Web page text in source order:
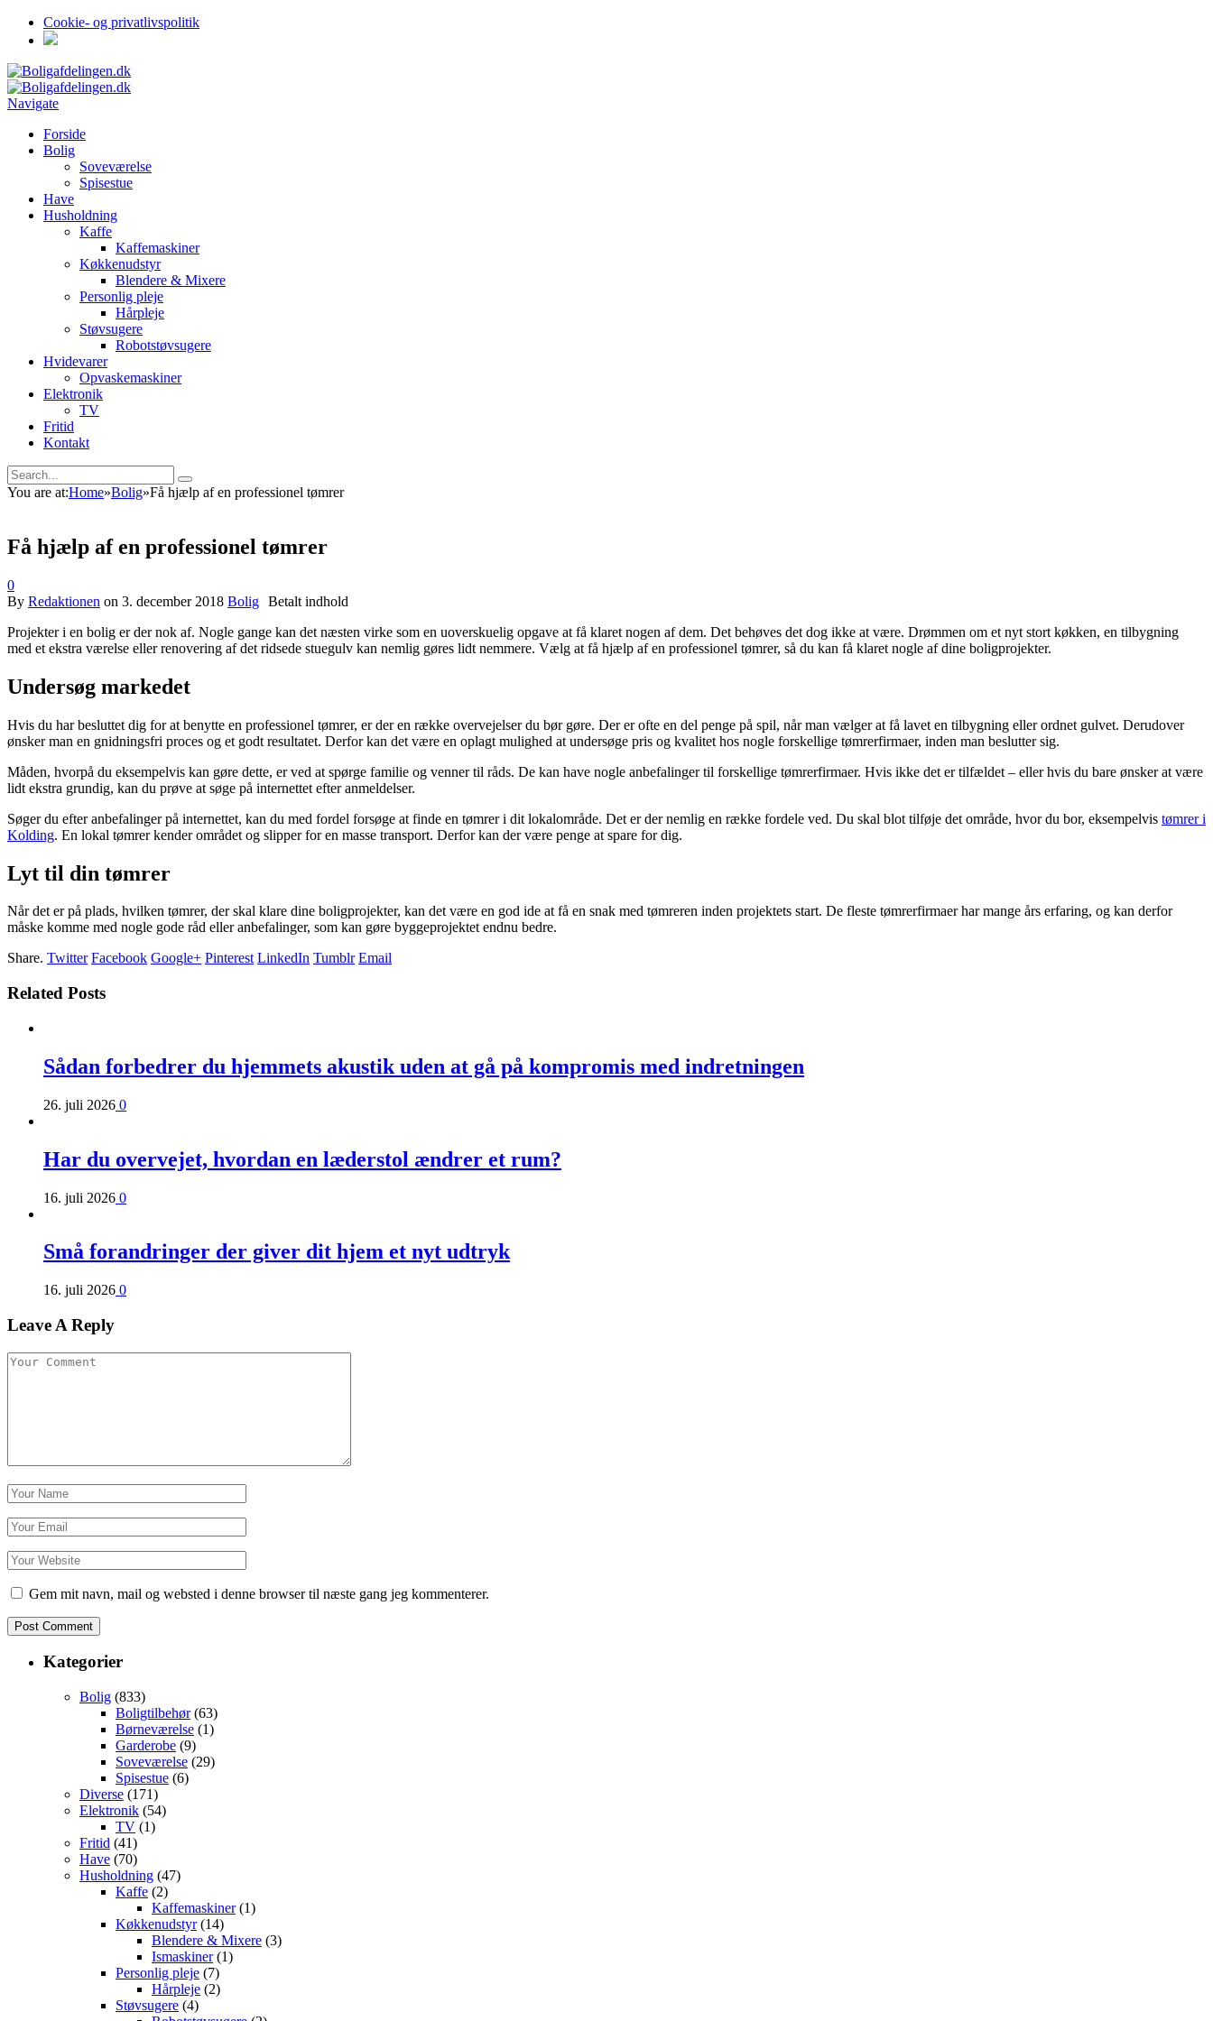
Cookie- og privatlivspolitik
Navigate
Forside
Bolig
Soveværelse
Spisestue
Have
Husholdning
Kaffe
Kaffemaskiner
Køkkenudstyr
Blendere & Mixere
Personlig pleje
Hårpleje
Støvsugere
Robotstøvsugere
Hvidevarer
Opvaskemaskiner
Elektronik
TV
Fritid
Kontakt
You are at:Home»Bolig»Få hjælp af en professionel tømrer
Få hjælp af en professionel tømrer
0
By Redaktionen on 3. december 2018 Bolig
Projekter i en bolig er der nok af. Nogle gange kan det næsten virke som en uoverskuelig opgave at få klaret nogen af dem. Det behøves det dog ikke at være. Drømmen om et nyt stort køkken, en tilbygning
med et ekstra værelse eller renovering af det ridsede stuegulv kan nemlig gøres lidt nemmere. Vælg at få hjælp af en professionel tømrer, så du kan få klaret nogle af dine boligprojekter.
Undersøg markedet
Hvis du har besluttet dig for at benytte en professionel tømrer, er der en række overvejelser du bør gøre. Der er ofte en del penge på spil, når man vælger at få lavet en tilbygning eller ordnet gulvet. Derudover
ønsker man en gnidningsfri proces og et godt resultatet. Derfor kan det være en oplagt mulighed at undersøge pris og kvalitet hos nogle forskellige tømrerfirmaer, inden man beslutter sig.
Måden, hvorpå du eksempelvis kan gøre dette, er ved at spørge familie og venner til råds. De kan have nogle anbefalinger til forskellige tømrerfirmaer. Hvis ikke det er tilfældet – eller hvis du bare ønsker at være
lidt ekstra grundig, kan du prøve at søge på internettet efter anmeldelser.
Søger du efter anbefalinger på internettet, kan du med fordel forsøge at finde en tømrer i dit lokalområde. Det er der nemlig en række fordele ved. Du skal blot tilføje det område, hvor du bor, eksempelvis tømrer i
Kolding. En lokal tømrer kender området og slipper for en masse transport. Derfor kan der være penge at spare for dig.
Lyt til din tømrer
Når det er på plads, hvilken tømrer, der skal klare dine boligprojekter, kan det være en god ide at få en snak med tømreren inden projektets start. De fleste tømrerfirmaer har mange års erfaring, og kan derfor
måske komme med nogle gode råd eller anbefalinger, som kan gøre byggeprojektet endnu bedre.
Share. Twitter Facebook Google+ Pinterest LinkedIn Tumblr Email
Related Posts
Sådan forbedrer du hjemmets akustik uden at gå på kompromis med indretningen
26. juli 2026 0
Har du overvejet, hvordan en læderstol ændrer et rum?
16. juli 2026 0
Små forandringer der giver dit hjem et nyt udtryk
16. juli 2026 0
Leave A Reply
Gem mit navn, mail og websted i denne browser til næste gang jeg kommenterer.
Kategorier
Bolig (833)
Boligtilbehør(63)
Børneværelse (1)
Garderobe (9)
Soveværelse (29)
Spisestue (6)
Diverse (171)
Elektronik (54)
TV (1)
Fritid (41)
Have (70)
Husholdning (47)
Kaffe (2)
Kaffemaskiner(1)
Køkkenudstyr(14)
Blendere & Mixere (3)
Ismaskiner(1)
Personlig pleje (7)
Hårpleje (2)
Støvsugere (4)